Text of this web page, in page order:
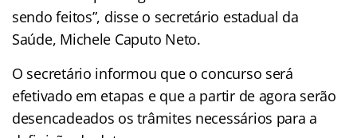
sendo feitos”, disse o secretário estadual da
Saúde, Michele Caputo Neto.
O secretário informou que o concurso será
efetivado em etapas e que a partir de agora serão
desencadeados os trâmites necessários para a